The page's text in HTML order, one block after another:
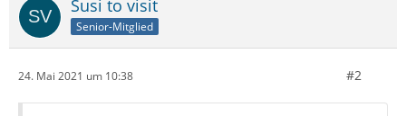
Susi to visit
Senior-Mitglied
24. Mai 2021 um 10:38 #2